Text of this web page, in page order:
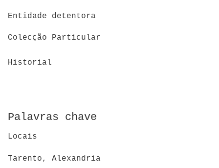
Entidade detentora
Colecção Particular
Historial
Palavras chave
Locais
Tarento, Alexandria